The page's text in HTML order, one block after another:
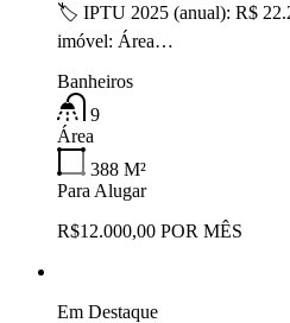
🏷 IPTU 2025 (anual): R$
imóvel: Área…
Banheiros
9
Área
388 M²
Para Alugar
R$12.000,00 POR MÊS
Em Destaque